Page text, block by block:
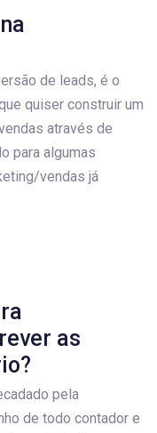
de leads, é o
quiser construir um
através de
para algumas
vendas já
as
pela
de todo contador e